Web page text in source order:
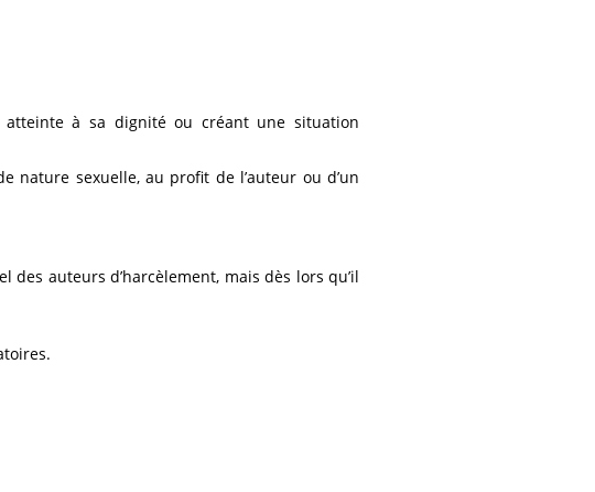
atteinte à sa dignité ou créant une situation
nature sexuelle, au profit de l’auteur ou d’un
auteurs d’harcèlement, mais dès lors qu’il